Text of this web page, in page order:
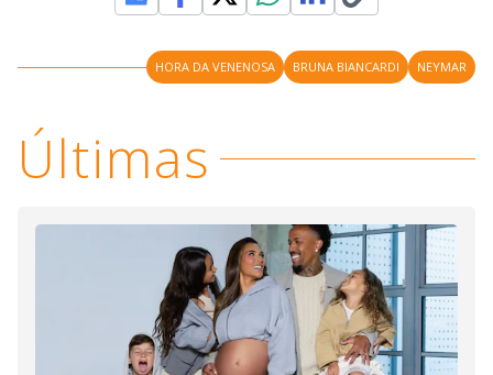
d
e
o
HORA DA VENENOSA BRUNA BIANCARDI NEYMAR
Últimas